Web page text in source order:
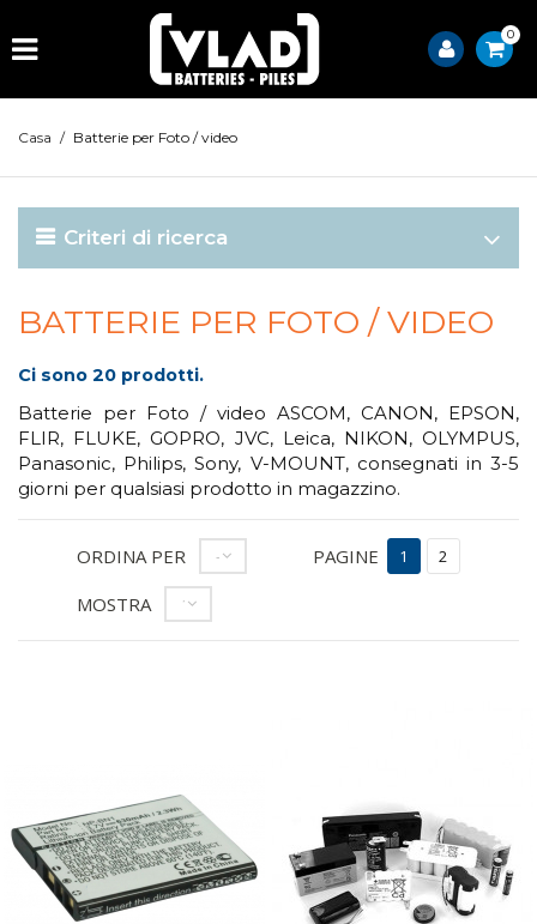
0
Casa / Batterie per Foto / video
Criteri di ricerca
BATTERIE PER FOTO / VIDEO
Ci sono 20 prodotti.
Batterie per Foto / video ASCOM, CANON, EPSON,
FLIR, FLUKE, GOPRO, JVC, Leica, NIKON, OLYMPUS,
Panasonic, Philips, Sony, V-MOUNT, consegnati in 3-5
giorni per qualsiasi prodotto in magazzino.
ORDINA PER --
MOSTRA 12
PAGINE 1 2